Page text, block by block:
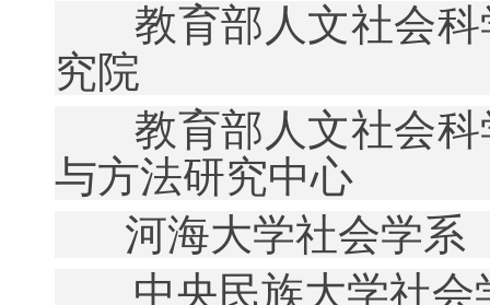
教育部人文社会
究院
教育部人文社会
与方法研究中心
河海大学社会学系
中央民族大学社会